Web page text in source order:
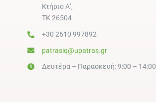
Κτήριο Α’,
ΤΚ 26504
+30 2610 997892
patrasiq@upatras.gr
Δευτέρα – Παρασκευή: 9:00 – 14:00